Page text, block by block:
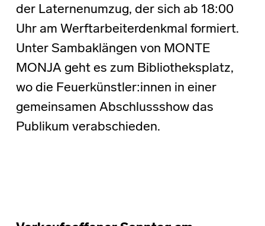
der Laternenumzug, der sich ab 18:00
Uhr am Werftarbeiterdenkmal formiert.
Unter Sambaklängen von MONTE
MONJA geht es zum Bibliotheksplatz,
wo die Feuerkünstler:innen in einer
gemeinsamen Abschlussshow das
Publikum verabschieden.